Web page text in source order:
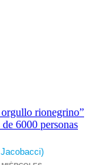
rionegrino”
6000 personas